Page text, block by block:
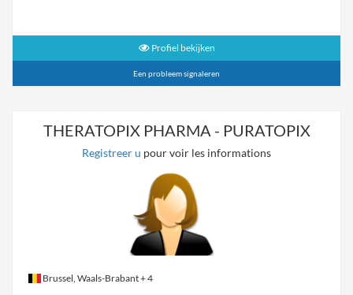
Profiel bekijken
Een probleem signaleren
THERATOPIX PHARMA - PURATOPIX
Registreer u pour voir les informations
Brussel, Waals-Brabant+ 4